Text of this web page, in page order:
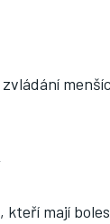
kteří mají